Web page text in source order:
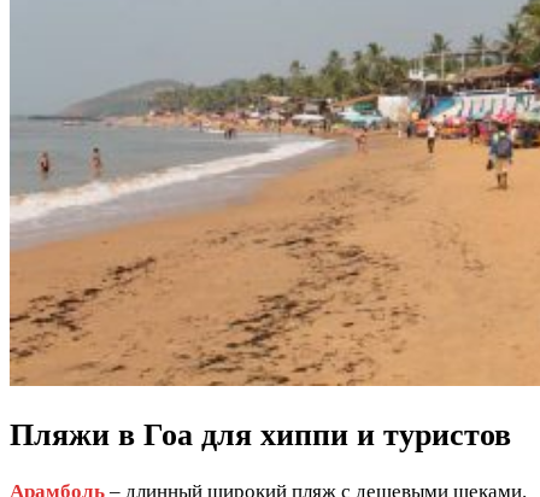
Пляжи в Гоа для хиппи и туристов
Арамболь – длинный широкий пляж с дешевыми шеками.